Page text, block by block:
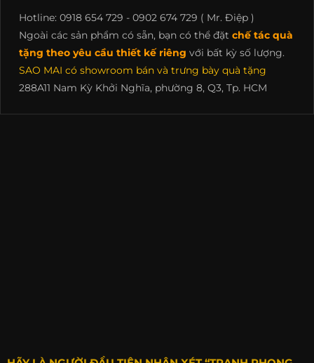
Hotline: 0918 654 729 - 0902 674 729 ( Mr. Điệp )
Ngoài các sản phẩm có sẵn, bạn có thể đặt chế tác quà
tặng theo yêu cầu thiết kế riêng với bất kỳ số lượng.
SAO MAI có showroom bán và trưng bày quà tặng
288A11 Nam Kỳ Khởi Nghĩa, phường 8, Q3, Tp. HCM